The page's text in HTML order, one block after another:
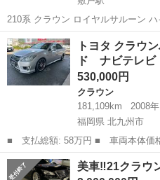
210系 クラウン ロイヤルサルーン ハイブリッド 車
行距離: 117,000km 今年の税金は払い済み。 購入前に
い。 そして気になる点は問い合わせをお願い
報...
大分 大分市 敷戸駅 クラ
トヨタ クラウ
ド ナビテレ
530,000円
クラウン
181,109km
2008年
福岡県 北九州市
■ 支払総額: 58万円 ■ 車両本体価格： 530,000 円 ■ メーカー
名： トヨタ ■ 車種名： クラウ
名： ベースグレード ナビテレ
福岡 北九州市 クラウン
美車‼️21クラウ